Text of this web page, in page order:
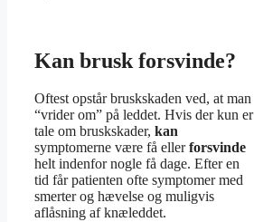
Kan brusk forsvinde?
Oftest opstår bruskskaden ved, at man
“vrider om” på leddet. Hvis der kun er
tale om bruskskader, kan
symptomerne være få ellerforsvinde
helt indenfor nogle få dage. Efter en
tid får patienten ofte symptomer med
smerter og hævelse og muligvis
aflåsning af knæleddet.